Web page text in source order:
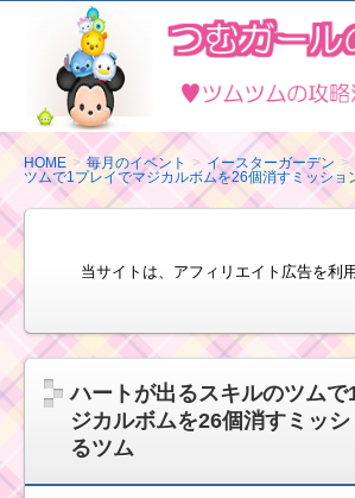
ム
ツ
ム
の
攻
略
び
方
HOME 毎月のイベント イースターガーデン
ツムで1プレイでマジカルボムを26個消すミッショ
当サイトは、アフィリエイト広告を利
ハートが出るスキルのツムで
ジカルボムを26個消すミッ
るツム